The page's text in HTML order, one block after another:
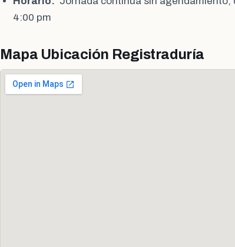
4:00 pm
Mapa Ubicación Registraduría